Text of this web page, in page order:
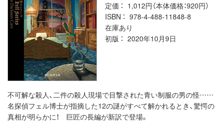
定価
1,012円（本体価格：920円）
ISBN
978-4-488-11848-8
在庫あり
初版
2020年10月9日
不可解な殺人、二件の殺人現場で目撃された青い制服の男の怪……
名探偵フェル博士が指摘した12の謎がすべて解かれるとき、驚愕の
真相が明らかに！ 巨匠の長編が新訳で登場。